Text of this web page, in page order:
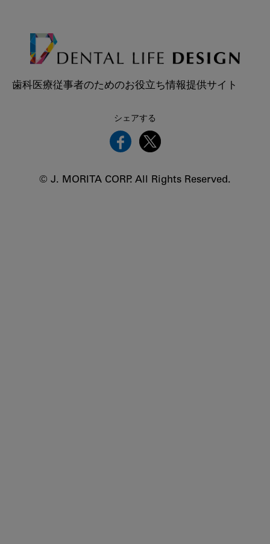
歯科医療従事者のためのお役立ち情報提供サイト
シェアする
© J. MORITA CORP. All Rights Reserved.